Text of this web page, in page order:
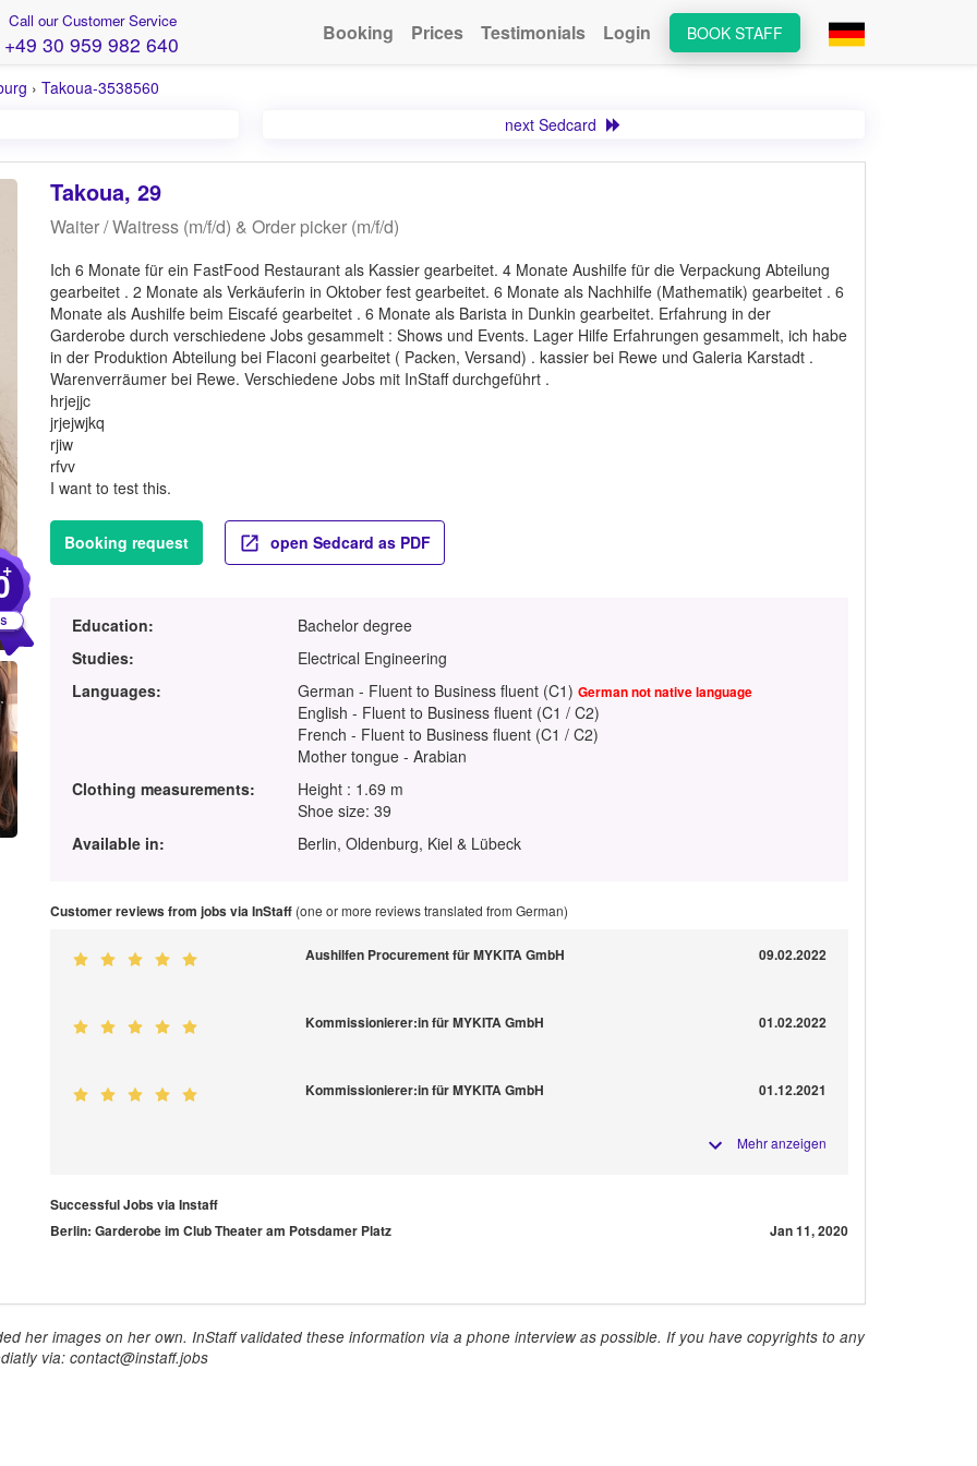
Call our Customer Service
+49 30 959 982 640 BOOK STAFF
Booking Prices Testimonials Login
› Takoua-3538560
next Sedcard
+
Takoua, 29
Waiter / Waitress (m/f/d) & Order picker (m/f/d)
Ich 6 Monate für ein FastFood Restaurant als Kassier gearbeitet. 4 Monate Aushilfe für die Verpackung Abteilung
gearbeitet . 2 Monate als Verkäuferin in Oktober fest gearbeitet. 6 Monate als Nachhilfe (Mathematik) gearbeitet . 6
Monate als Aushilfe beim Eiscafé gearbeitet . 6 Monate als Barista in Dunkin gearbeitet. Erfahrung in der
Garderobe durch verschiedene Jobs gesammelt : Shows und Events. Lager Hilfe Erfahrungen gesammelt, ich habe
in der Produktion Abteilung bei Flaconi gearbeitet ( Packen, Versand) . kassier bei Rewe und Galeria Karstadt .
Warenverräumer bei Rewe. Verschiedene Jobs mit InStaff durchgeführt .
hrjejjc
jrjejwjkq
rjiw
rfvv
I want to test this.
Booking request open Sedcard as PDF
Education:
Bachelor degree
Studies:
Electrical Engineering
Languages:
German - Fluent to Business fluent (C1)German not native language
English - Fluent to Business fluent (C1 / C2)
French - Fluent to Business fluent (C1 / C2)
Mother tongue - Arabian
Clothing measurements:
Height : 1.69 m
Shoe size: 39
Available in:
Berlin, Oldenburg, Kiel & Lübeck
Customer reviews from jobs via InStaff(one or more reviews translated from German)
Aushilfen Procurement für MYKITA GmbH 09.02.2022
Kommissionierer:in für MYKITA GmbH 01.02.2022
Kommissionierer:in für MYKITA GmbH 01.12.2021
Mehr anzeigen
Successful Jobs via Instaff
Berlin: Garderobe im Club Theater am Potsdamer Platz
Jan 11, 2020
her images on her own. InStaff validated these information via a phone interview as possible. If you have copyrights to any
via: contact@instaff.jobs